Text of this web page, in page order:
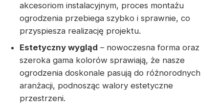
akcesoriom instalacyjnym, proces montażu
ogrodzenia przebiega szybko i sprawnie, co
przyspiesza realizację projektu.
Estetyczny wygląd – nowoczesna forma oraz
szeroka gama kolorów sprawiają, że nasze
ogrodzenia doskonale pasują do różnorodnych
aranżacji, podnosząc walory estetyczne
przestrzeni.